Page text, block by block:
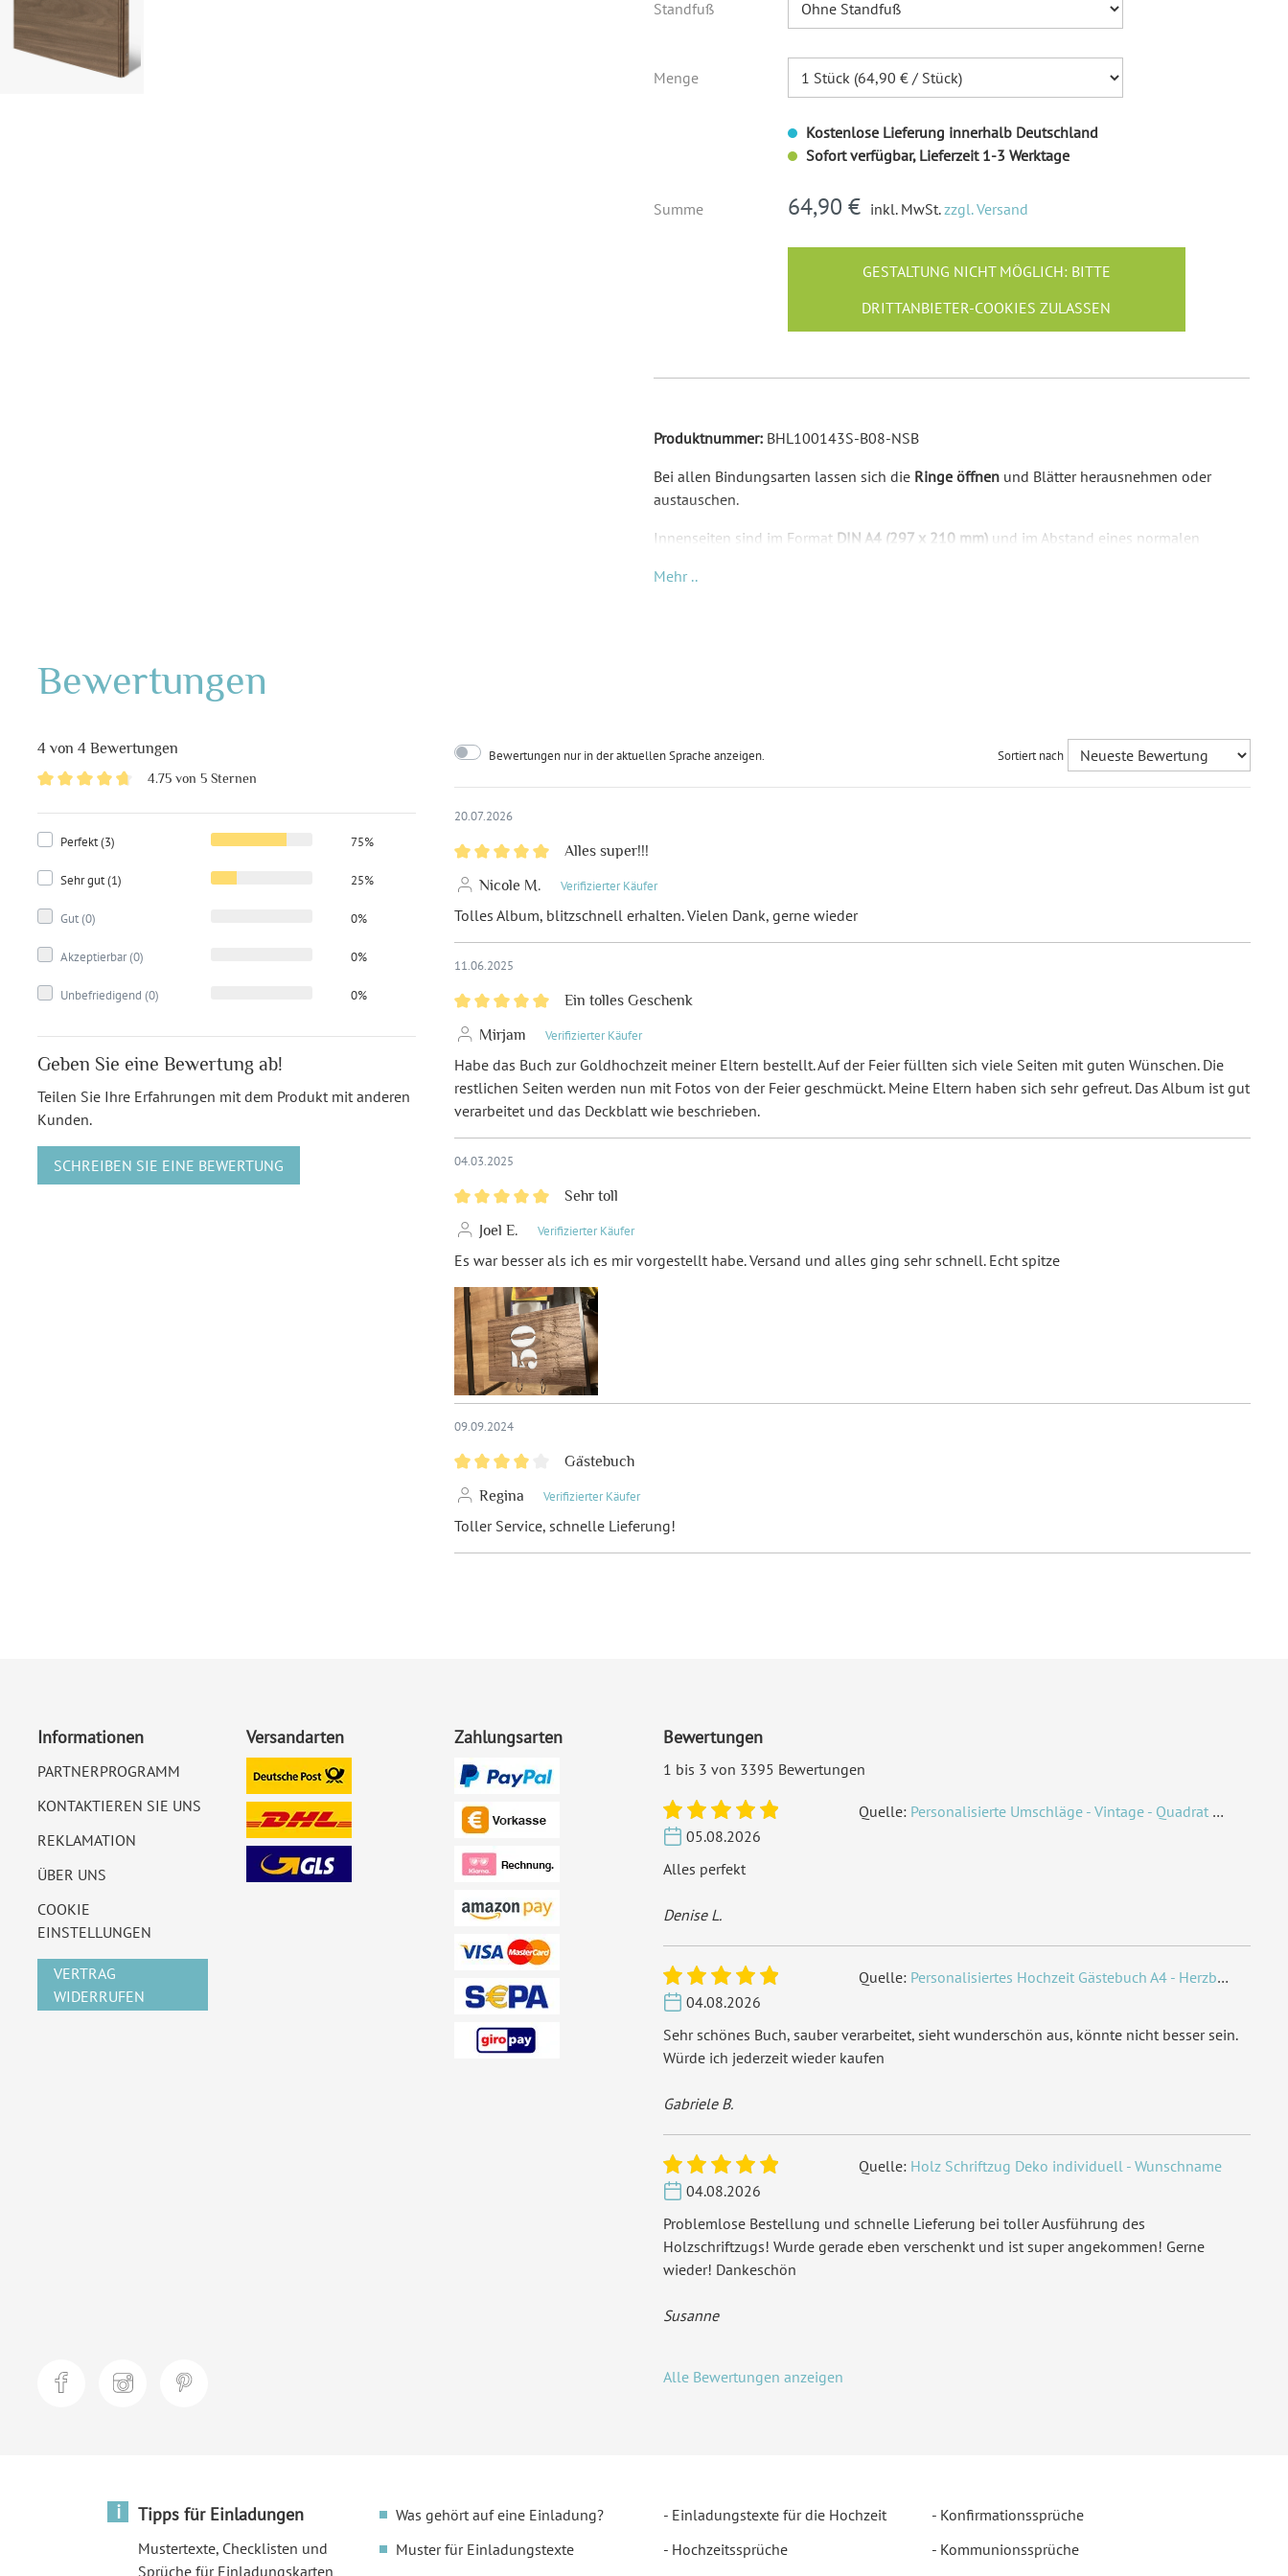
Standfuß
Menge
Kostenlose Lieferung innerhalb Deutschland
Sofort verfügbar, Lieferzeit 1-3 Werktage
Summe 64,90 € inkl. MwSt.zzgl. Versand
GESTALTUNG NICHT MÖGLICH: BITTE
DRITTANBIETER-COOKIES ZULASSEN
Produktnummer: BHL100143S-B08-NSB
Bei allen Bindungsarten lassen sich die Ringe öffnen und Blätter herausnehmen oder
austauschen.
Innenseiten sind im Format DIN A4 (297 x 210 mm) und im Abstand eines normalen
: Eine schnell wachsende und nachhaltige Holzart. Eine helle gelbliche Oberfläche
und eine starke gestreifte Maserung.
Da Holz ein Naturprodukt ist kann es zu Abweichungen von der dargestellten Maserung
und Gravur kommen.
automatisch größere Ringe bei.
Holzbindung: Es passen max. 72 Blätter hinein. Mehr sind nicht möglich.
Klarsichtfolienpassen in dieses Buch
Individuell lasergraviert, Lasergeschnitten
Extras: Cover-Sonderform
Mehr ..
Bewertungen
4 von 4 Bewertungen
4.75 von 5 Sternen
Perfekt (3) 75%
Sehr gut (1) 25%
Gut (0) 0%
Akzeptierbar (0) 0%
Unbefriedigend (0) 0%
Geben Sie eine Bewertung ab!
Teilen Sie Ihre Erfahrungen mit dem Produkt mit anderen
Kunden.
SCHREIBEN SIE EINE BEWERTUNG
Bewertungen nur in der aktuellen Sprache anzeigen. Sortiert nach
20.07.2026
Alles super!!!
Nicole M.
Verifizierter Käufer
Tolles Album, blitzschnell erhalten. Vielen Dank, gerne wieder
11.06.2025
Ein tolles Geschenk
Mirjam
Verifizierter Käufer
Habe das Buch zur Goldhochzeit meiner Eltern bestellt. Auf der Feier füllten sich viele Seiten mit guten Wünschen. Die
restlichen Seiten werden nun mit Fotos von der Feier geschmückt. Meine Eltern haben sich sehr gefreut. Das Album ist gut
verarbeitet und das Deckblatt wie beschrieben.
04.03.2025
Sehr toll
Joel E.
Verifizierter Käufer
Es war besser als ich es mir vorgestellt habe. Versand und alles ging sehr schnell. Echt spitze
09.09.2024
Gästebuch
Regina
Verifizierter Käufer
Toller Service, schnelle Lieferung!
Informationen
PARTNERPROGRAMM
KONTAKTIEREN SIE UNS
REKLAMATION
ÜBER UNS
COOKIE
EINSTELLUNGEN
VERTRAG
WIDERRUFEN
Versandarten Zahlungsarten Bewertungen
1 bis 3 von 3395 Bewertungen
Quelle: Personalisierte Umschläge - Vintage - Quadrat 155 x 155 mm
05.08.2026
Alles perfekt
Denise L.
Quelle: Personalisiertes Hochzeit Gästebuch A4 - Herzbaum
04.08.2026
Sehr schönes Buch, sauber verarbeitet, sieht wunderschön aus, könnte nicht besser sein.
Würde ich jederzeit wieder kaufen
Gabriele B.
Quelle: Holz Schriftzug Deko individuell - Wunschname
04.08.2026
Problemlose Bestellung und schnelle Lieferung bei toller Ausführung des
Holzschriftzugs! Wurde gerade eben verschenkt und ist super angekommen! Gerne
wieder! Dankeschön
Susanne
Alle Bewertungen anzeigen
i Tipps für Einladungen
Mustertexte, Checklisten und
Sprüche für Einladungskarten
Was gehört auf eine Einladung?
Muster für Einladungstexte
Einladungstexte für die Hochzeit
Hochzeitssprüche
Konfirmationssprüche
Kommunionssprüche